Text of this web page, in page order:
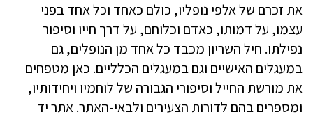
את זכרם של אלפי נופליו, כולם כאחד וכל אחד בפני
עצמו, על דמותו, כאדם וכלוחם, על דרך חייו וסיפור
נפילתו. חיל השריון מכבד כל אחד מן הנופלים, גם
במעגלים האישיים וגם במעגלים הכלליים. כאן מטפחים
את מורשת החייל וסיפורי הגבורה של לוחמיו ויחידותיו,
ומספרים בהם לדורות הצעירים ולבאי-האתר. אתר יד